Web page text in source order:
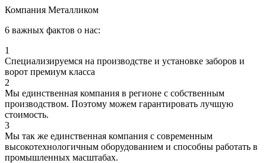
Компания Металликом
6 важных фактов о нас:
1
Специализируемся на производстве и установке заборов и
ворот премиум класса
2
Мы единственная компания в регионе с собственным
производством. Поэтому можем гарантировать лучшую
стоимость.
3
Мы так же единственная компания с современным
высокотехнологичным оборудованием и способны работать в
промышленных масштабах.